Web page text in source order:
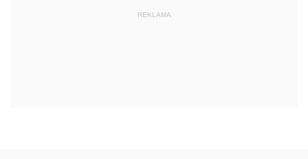
REKLAMA